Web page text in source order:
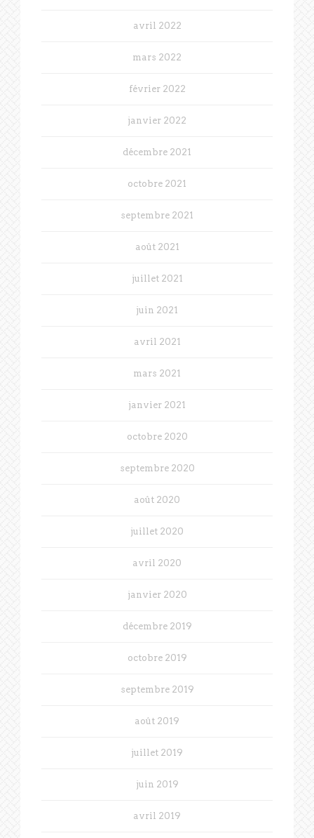
avril 2022
mars 2022
février 2022
janvier 2022
décembre 2021
octobre 2021
septembre 2021
août 2021
juillet 2021
juin 2021
avril 2021
mars 2021
janvier 2021
octobre 2020
septembre 2020
août 2020
juillet 2020
avril 2020
janvier 2020
décembre 2019
octobre 2019
septembre 2019
août 2019
juillet 2019
juin 2019
avril 2019